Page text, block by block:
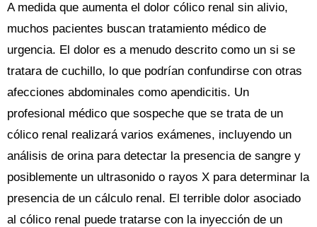
A medida que aumenta el dolor cólico renal sin alivio,
muchos pacientes buscan tratamiento médico de
urgencia. El dolor es a menudo descrito como un si se
tratara de cuchillo, lo que podrían confundirse con otras
afecciones abdominales como apendicitis. Un
profesional médico que sospeche que se trata de un
cólico renal realizará varios exámenes, incluyendo un
análisis de orina para detectar la presencia de sangre y
posiblemente un ultrasonido o rayos X para determinar la
presencia de un cálculo renal. El terrible dolor asociado
al cólico renal puede tratarse con la inyección de un